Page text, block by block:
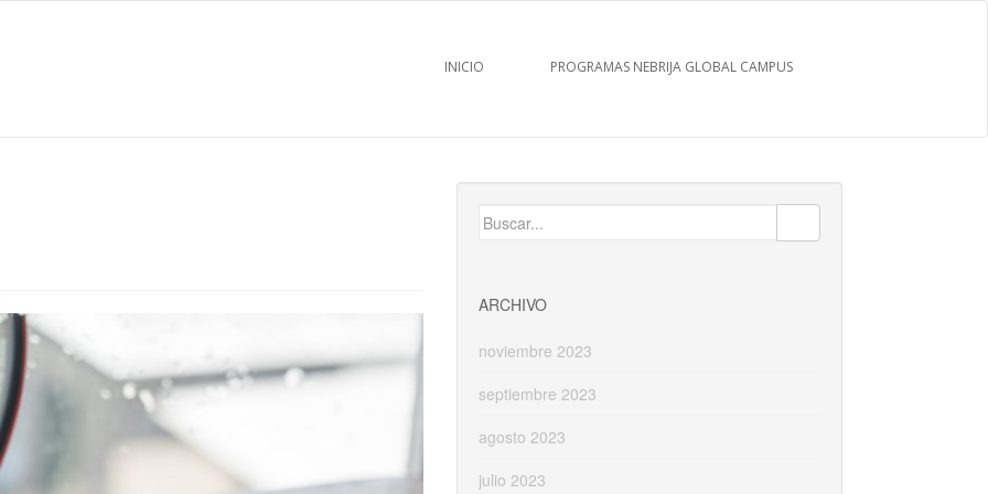
INICIO PROGRAMAS NEBRIJA GLOBAL CAMPUS
Buscar:
ARCHIVO
noviembre 2023
septiembre 2023
agosto 2023
julio 2023